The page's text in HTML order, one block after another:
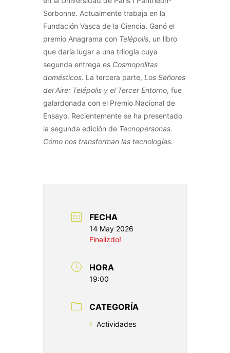
Sorbonne. Actualmente trabaja en la
Fundación Vasca de la Ciencia. Ganó el
premio Anagrama con Telépolis, un libro
que daría lugar a una trilogía cuya
segunda entrega es Cosmopolitas
domésticos. La tercera parte, Los Señores
del Aire: Telépolis y el Tercer Entorno, fue
galardonada con el Premio Nacional de
Ensayo. Recientemente se ha presentado
la segunda edición de Tecnopersonas.
Cómo nos transforman las tecnologías.
FECHA
14 May 2026
Finalizdo!
HORA
19:00
CATEGORÍA
Actividades